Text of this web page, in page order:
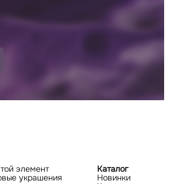
элемент
украшения
Каталог
Новинки